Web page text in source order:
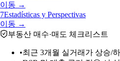
이동 →
7Estadísticas y Perspectivas
이동 →
부동산 매수·매도 체크리스트
•최근 3개월 실거래가 상승/